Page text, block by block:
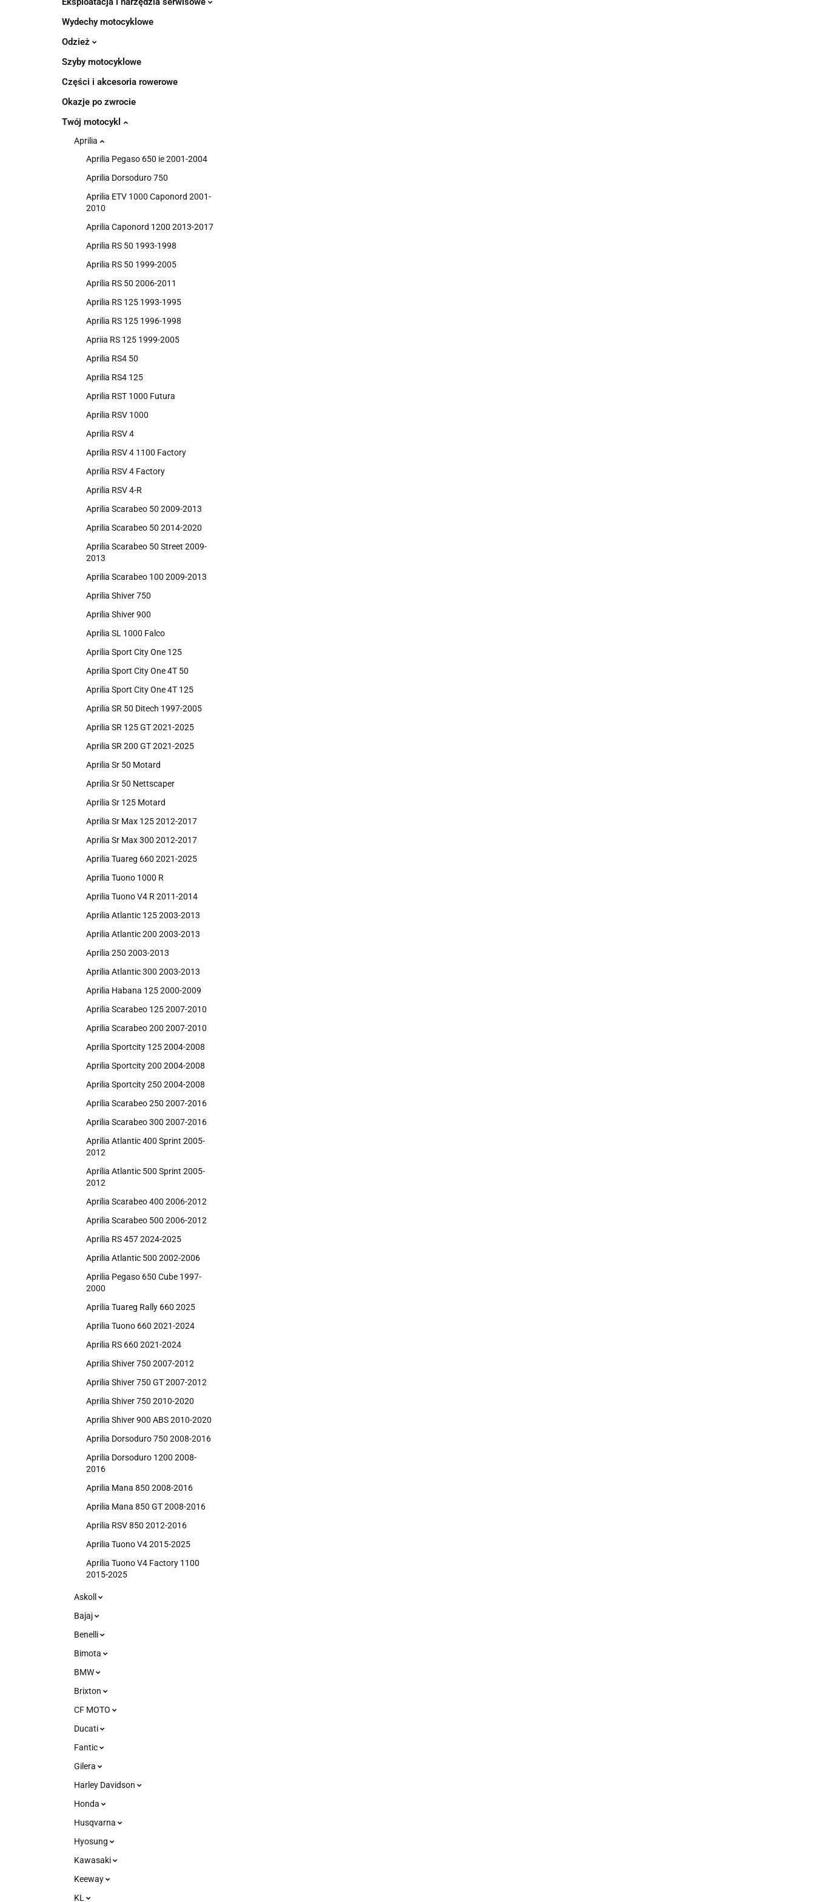
Wydechy motocyklowe
Odzież
Szyby motocyklowe
Części i akcesoria rowerowe
Okazje po zwrocie
Twój motocykl
Aprilia
Aprilia Pegaso 650 ie 2001-2004
Aprilia Dorsoduro 750
Aprilia ETV 1000 Caponord 2001-
2010
Aprilia Caponord 1200 2013-2017
Aprilia RS 50 1993-1998
Aprilia RS 50 1999-2005
Aprilia RS 50 2006-2011
Aprilia RS 125 1993-1995
Aprilia RS 125 1996-1998
Apriia RS 125 1999-2005
Aprilia RS4 50
Aprilia RS4 125
Aprilia RST 1000 Futura
Aprilia RSV 1000
Aprilia RSV 4
Aprilia RSV 4 1100 Factory
Aprilia RSV 4 Factory
Aprilia RSV 4-R
Aprilia Scarabeo 50 2009-2013
Aprilia Scarabeo 50 2014-2020
Aprilia Scarabeo 50 Street 2009-
2013
Aprilia Scarabeo 100 2009-2013
Aprilia Shiver 750
Aprilia Shiver 900
Aprilia SL 1000 Falco
Aprilia Sport City One 125
Aprilia Sport City One 4T 50
Aprilia Sport City One 4T 125
Aprilia SR 50 Ditech 1997-2005
Aprilia SR 125 GT 2021-2025
Aprilia SR 200 GT 2021-2025
Aprilia Sr 50 Motard
Aprilia Sr 50 Nettscaper
Aprilia Sr 125 Motard
Aprilia Sr Max 125 2012-2017
Aprilia Sr Max 300 2012-2017
Aprilia Tuareg 660 2021-2025
Aprilia Tuono 1000 R
Aprilia Tuono V4 R 2011-2014
Aprilia Atlantic 125 2003-2013
Aprilia Atlantic 200 2003-2013
Aprilia 250 2003-2013
Aprilia Atlantic 300 2003-2013
Aprilia Habana 125 2000-2009
Aprilia Scarabeo 125 2007-2010
Aprilia Scarabeo 200 2007-2010
Aprilia Sportcity 125 2004-2008
Aprilia Sportcity 200 2004-2008
Aprilia Sportcity 250 2004-2008
Aprilia Scarabeo 250 2007-2016
Aprilia Scarabeo 300 2007-2016
Aprilia Atlantic 400 Sprint 2005-
2012
Aprilia Atlantic 500 Sprint 2005-
2012
Aprilia Scarabeo 400 2006-2012
Aprilia Scarabeo 500 2006-2012
Aprilia RS 457 2024-2025
Aprilia Atlantic 500 2002-2006
Aprilia Pegaso 650 Cube 1997-
2000
Aprilia Tuareg Rally 660 2025
Aprilia Tuono 660 2021-2024
Aprilia RS 660 2021-2024
Aprilia Shiver 750 2007-2012
Aprilia Shiver 750 GT 2007-2012
Aprilia Shiver 750 2010-2020
Aprilia Shiver 900 ABS 2010-2020
Aprilia Dorsoduro 750 2008-2016
Aprilia Dorsoduro 1200 2008-
2016
Aprilia Mana 850 2008-2016
Aprilia Mana 850 GT 2008-2016
Aprilia RSV 850 2012-2016
Aprilia Tuono V4 2015-2025
Aprilia Tuono V4 Factory 1100
2015-2025
Askoll
Bajaj
Benelli
Bimota
BMW
Brixton
CF MOTO
Ducati
Fantic
Gilera
Harley Davidson
Honda
Husqvarna
Hyosung
Kawasaki
Keeway
KL